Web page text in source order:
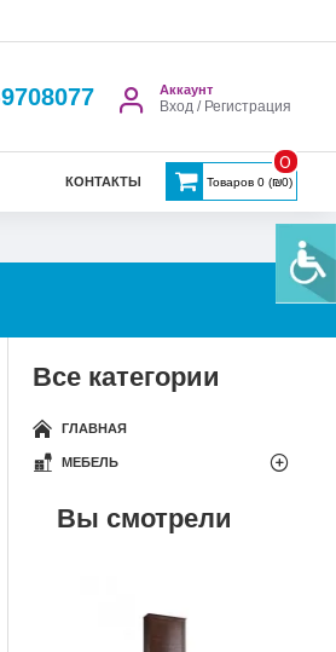
Аккаунт
Вход / Регистрация
КОНТАКТЫ Товаров 0 (₪0)
0
Все категории
ГЛАВНАЯ
МЕБЕЛЬ
Вы смотрели